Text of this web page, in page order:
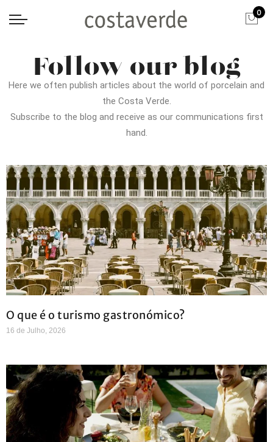
0
Follow our blog
Here we often publish articles about the world of porcelain and
the Costa Verde.
Subscribe to the blog and receive as our communications first
hand.
O que é o turismo gastronómico?
16 de Julho, 2026